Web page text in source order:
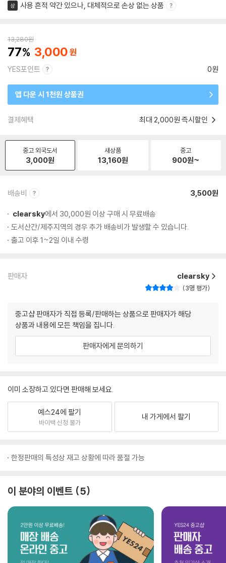
상 사용 흔적 약간 있으나, 대체적으로 손상 없는 상품
13,280원
77 3,000
YES포인트 0원
앱 다운 시 1천원 상품권
결제혜택 최대 2,000원 즉시할인
중고 외국도서
3,000원
새상품
13,160원
중고
900원~
배송비 3,500원
clearsky에서 30,000원 이상 구매 시 무료배송
도서산간/제주지역의 경우 추가 배송비가 발생할 수 있습니다.
출고 이후 1~2일 이내 수령
판매자 clearsky
3명 평가
중고샵 판매자가 직접 등록/판매하는 상품으로 판매자가 해당
상품과 내용에 모든 책임을 집니다.
판매자에게 문의하기
이미 소장하고 있다면 판매해 보세요.
예스24에 팔기
바이백 신청 불가
내 가게에서 팔기
한정판매의 특성상 재고 상황에 따라 품절 가능
이 분야의 이벤트 5